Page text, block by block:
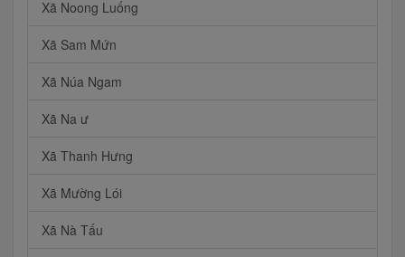
Xã Noong Luống
Xã Sam Mứn
Xã Núa Ngam
Xã Na ư
Xã Thanh Hưng
Xã Mường Lói
Xã Nà Tấu